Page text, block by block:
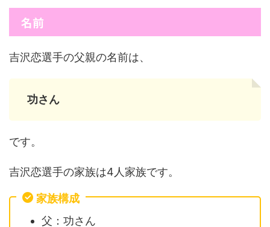
名前
吉沢恋選手の父親の名前は、
功さん
です。
吉沢恋選手の家族は4人家族です。
家族構成
父：功さん